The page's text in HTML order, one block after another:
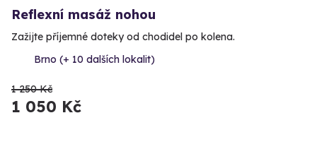
Reflexní masáž nohou
Zažijte příjemné doteky od chodidel po kolena.
Brno (+ 10 dalších lokalit)
1 250 Kč
1 050 Kč